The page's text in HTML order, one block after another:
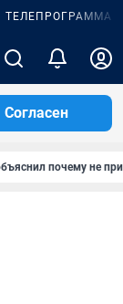
ТЕЛЕПРОГРАММА
Согласен
почему не